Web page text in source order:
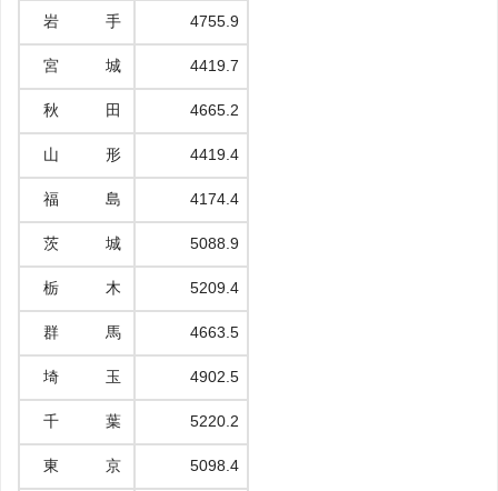
岩 手 4755.9
宮 城 4419.7
秋 田 4665.2
山 形 4419.4
福 島 4174.4
茨 城 5088.9
栃 木 5209.4
群 馬 4663.5
埼 玉 4902.5
千 葉 5220.2
東 京 5098.4